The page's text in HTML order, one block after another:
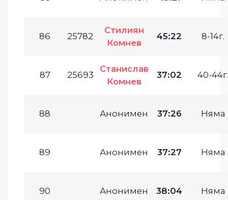
86 25782
Стилиян
Комнев
45:22 8-14г.
87 25693
Станислав
Комнев
37:02 40-44г.
88 Анонимен 37:26 Няма
89 Анонимен 37:27 Няма
90 Анонимен 38:04 Няма